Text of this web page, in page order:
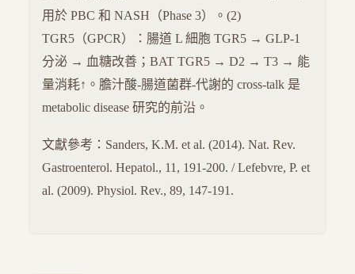
用於 PBC 和 NASH（Phase 3）。(2)
TGR5（GPCR）：腸道 L 細胞 TGR5 → GLP-1
分泌 → 血糖改善；BAT TGR5 → D2 → T3 → 能
量消耗↑。膽汁酸-腸道菌群-代謝的 cross-talk 是
metabolic disease 研究的前沿。
文獻參考：Sanders, K.M. et al. (2014). Nat. Rev.
Gastroenterol. Hepatol., 11, 191-200. / Lefebvre, P. et
al. (2009). Physiol. Rev., 89, 147-191.